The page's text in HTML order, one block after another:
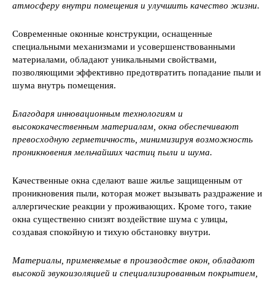
атмосферу внутри помещения и улучшить качество жизни.
Современные оконные конструкции, оснащенные
специальными механизмами и усовершенствованными
материалами, обладают уникальными свойствами,
позволяющими эффективно предотвратить попадание пыли и
шума внутрь помещения.
Благодаря инновационным технологиям и
высококачественным материалам, окна обеспечивают
превосходную герметичность, минимизируя возможность
проникновения мельчайших частиц пыли и шума.
Качественные окна сделают ваше жилье защищенным от
проникновения пыли, которая может вызывать раздражение и
аллергические реакции у проживающих. Кроме того, такие
окна существенно снизят воздействие шума с улицы,
создавая спокойную и тихую обстановку внутри.
Материалы, применяемые в производстве окон, обладают
высокой звукоизоляцией и специализированным покрытием,